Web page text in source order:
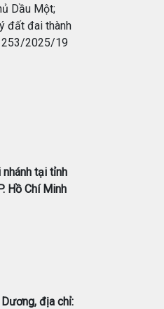
Dầu Một;
đất đai thành
253/2025/19
tại tỉnh
Hồ Chí Minh
địa chỉ: